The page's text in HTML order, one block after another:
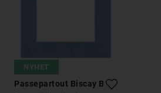
NYHET
Passepartout Biscay Blue